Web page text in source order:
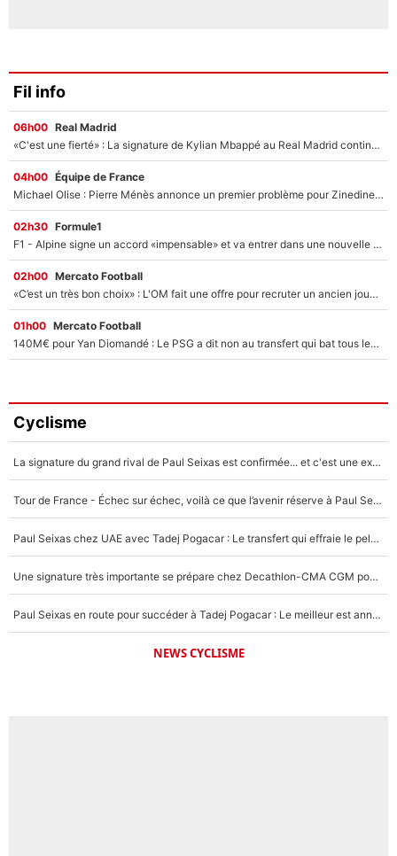
Fil info
06h00 Real Madrid
«C'est une fierté» : La signature de Kylian Mbappé au Real Madrid continue de régaler l'Espagne
04h00 Équipe de France
Michael Olise : Pierre Ménès annonce un premier problème pour Zinedine Zidane en équipe de France
02h30 Formule1
F1 - Alpine signe un accord «impensable» et va entrer dans une nouvelle dimension : Grande nouvelle pour Pierre Gasly !
02h00 Mercato Football
«C’est un très bon choix» : L'OM fait une offre pour recruter un ancien joueur du PSG... et c'est validé dans l'After Foot !
01h00 Mercato Football
140M€ pour Yan Diomandé : Le PSG a dit non au transfert qui bat tous les records sur le mercato
Cyclisme
La signature du grand rival de Paul Seixas est confirmée... et c'est une excellente nouvelle pour l'équipe Decathlon-CMA CGM !
Tour de France - Échec sur échec, voilà ce que l’avenir réserve à Paul Seixas : «Tant qu’il y aura un Pogacar comme celui-là...»
Paul Seixas chez UAE avec Tadej Pogacar : Le transfert qui effraie le peloton, «c’est la pire des choses qui puisse arriver»
Une signature très importante se prépare chez Decathlon-CMA CGM pour aider Paul Seixas à gagner le Tour de France 2027
Paul Seixas en route pour succéder à Tadej Pogacar : Le meilleur est annoncé pour l’avenir de la pépite française
NEWS CYCLISME